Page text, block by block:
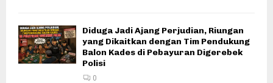
Diduga Jadi Ajang Perjudian, Riungan
yang Dikaitkan dengan Tim Pendukung
Balon Kades di Pebayuran Digerebek
Polisi
0